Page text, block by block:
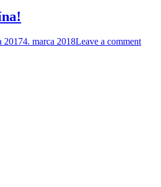
20174. marca 2018Leave a comment